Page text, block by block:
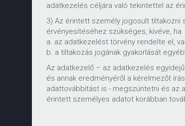
adatkezelés céljára való tekintettel az
3) Az érintett személy jogosult tiltakozni
érvényesítéséhez szükséges, kivéve, ha
a. az adatkezelést törvény rendelte el,
b. a tiltakozás jogának gyakorlását
Az adatkezelő – az adatkezelés
és annak eredményéről a kérelmezőt
adattovábbítást is - megszüntetni és az
érintett személyes adatot korábban